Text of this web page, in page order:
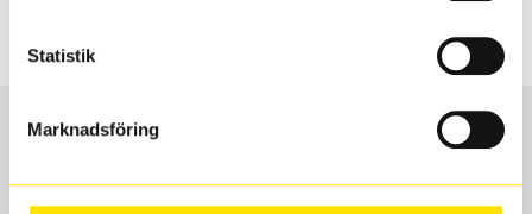
Statistik
Marknadsföring
Boka och hämta hos Däckspecialen